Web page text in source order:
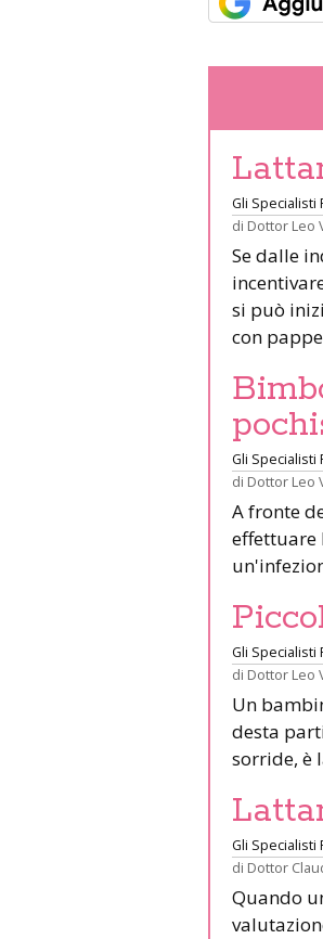
Gli
di Dottor Leo
Se dalle
si può
con
Gli
di Dottor Leo
A fronte
effettuare
Gli
di Dottor Leo
Un
desta
sorride, è
Gli
di Dottor
Quando